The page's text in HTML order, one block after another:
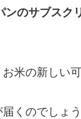
ンのサブスク
米の新しい
くのでしょ